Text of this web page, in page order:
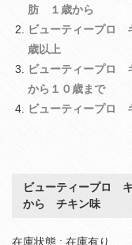
肪 １歳から
ビューティープロ
歳以上
ビューティープロ
から１０歳まで
ビューティープロ
ビューティープロ
から チキン味
在庫状態 : 在庫有り